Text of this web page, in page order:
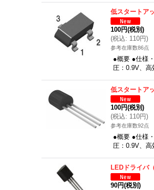
低スタートア
100円(税別)
(税込: 110円)
参考在庫数86点
●概要 ●仕様
圧：0.9V、
低スタートア
100円(税別)
(税込: 110円)
参考在庫数92点
●概要 ●仕様
圧：0.9V、
LEDドライバ
90円(税別)